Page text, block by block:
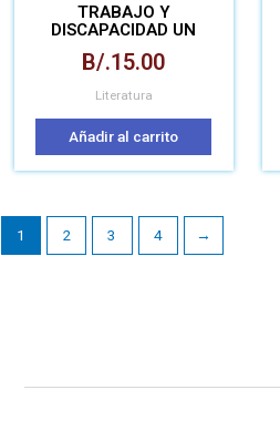
TRABAJO Y
DISCAPACIDAD UN
ADMINISTRATIVO
B/.15.00
Literatura
Añadir al carrito
1 2 3 4 →